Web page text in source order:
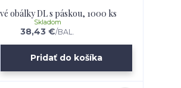
obálky DL s páskou, 1000 ks
38,43 €/BAL.
Skladom
Pridať do košíka